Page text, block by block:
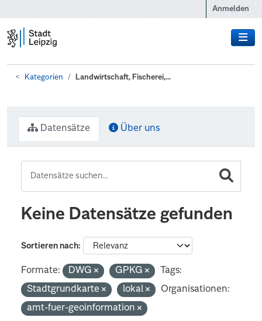
Anmelden
Kategorien Landwirtschaft, Fischerei,...
Datensätze Über uns
Keine Datensätze gefunden
Sortieren nach
Formate: DWG GPKG
Tags:
Stadtgrundkarte
lokal
Organisationen:
amt-fuer-geoinformation